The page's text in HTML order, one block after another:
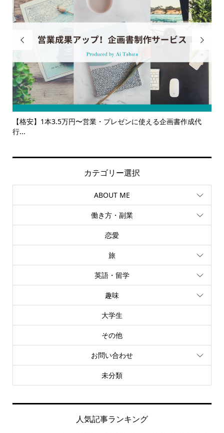

企画書作成代
【サービス一覧】広報・企画・デザインの単発依頼

カテゴリー選択
ABOUT ME
働き方・副業
恋愛
旅
英語・留学
趣味
大学生
その他
お問い合わせ
未分類
人気記事ランキング